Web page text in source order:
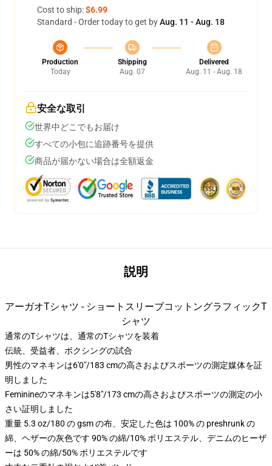
Cost to ship:$6.99
Standard - Order today to get byAug. 11 - Aug. 18
Production
Today
Shipping
Aug. 07
Delivered
Aug. 11 - Aug. 18
安全な取引
世界中どこでもお届け
すべての小包に追跡番号を提供
商品が届かない場合は全額返金
説明
アーガオTシャツ - ショートスリーブコットングラフィックT
シャツ
通常のTシャツは、通常のTシャツを装着
伝統、受益者、ボクシングの試合
男性のマネキンは6'0"/183 cmの高さおよびスポーツの測定媒体を証
明しました
Feminineのマネキンは5'8"/173 cmの高さおよびスポーツの測定の小
さい証明しました
重量 5.3 oz/180 の gsm の布、安定した色は 100% の preshrunk の
綿、ヘザーの灰色です 90% の綿/10% ポリエステル、デニムのヒーザ
ーは 50% の綿/50% ポリエステルです